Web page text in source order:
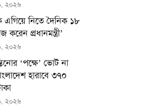
২০২৬
এগিয়ে নিতে দৈনিক ১৮
করেন প্রধানমন্ত্রী’
২০২৬
‘পক্ষে’ ভোট না
হারাবে ৩৭০
২০২৬